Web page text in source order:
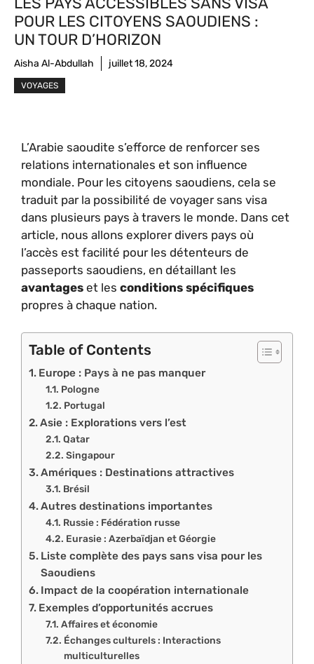
POUR LES CITOYENS SAOUDIENS :
UN TOUR D’HORIZON
Aisha Al-Abdullah juillet 18, 2024
VOYAGES
L’Arabie saoudite s’efforce de renforcer ses
relations internationales et son influence
mondiale. Pour les citoyens saoudiens, cela se
traduit par la possibilité de voyager sans visa
dans plusieurs pays à travers le monde. Dans cet
article, nous allons explorer divers pays où
l’accès est facilité pour les détenteurs de
passeports saoudiens, en détaillant les
avantages et les conditions spécifiques
propres à chaque nation.
Table of Contents
Europe : Pays à ne pas manquer
Pologne
Portugal
Asie : Explorations vers l’est
Qatar
Singapour
Amériques : Destinations attractives
Brésil
Autres destinations importantes
Russie : Fédération russe
Eurasie : Azerbaïdjan et Géorgie
Liste complète des pays sans visa pour les
Saoudiens
Impact de la coopération internationale
Exemples d’opportunités accrues
Affaires et économie
Échanges culturels : Interactions
multiculturelles